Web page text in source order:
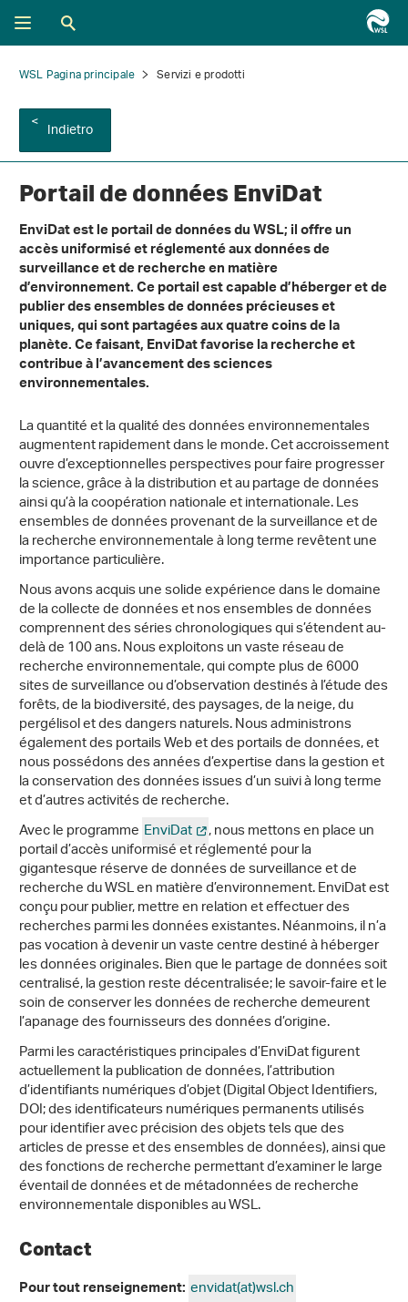
WSL Pagina principale Servizi e prodotti
Indietro
Portail de données EnviDat
EnviDat est le portail de données du WSL; il offre un
accès uniformisé et réglementé aux données de
surveillance et de recherche en matière
d’environnement. Ce portail est capable d’héberger et de
publier des ensembles de données précieuses et
uniques, qui sont partagées aux quatre coins de la
planète. Ce faisant, EnviDat favorise la recherche et
contribue à l’avancement des sciences
environnementales.
La quantité et la qualité des données environnementales
augmentent rapidement dans le monde. Cet accroissement
ouvre d’exceptionnelles perspectives pour faire progresser
la science, grâce à la distribution et au partage de données
ainsi qu’à la coopération nationale et internationale. Les
ensembles de données provenant de la surveillance et de
la recherche environnementale à long terme revêtent une
importance particulière.
Nous avons acquis une solide expérience dans le domaine
de la collecte de données et nos ensembles de données
comprennent des séries chronologiques qui s’étendent au-
delà de 100 ans. Nous exploitons un vaste réseau de
recherche environnementale, qui compte plus de 6000
sites de surveillance ou d’observation destinés à l’étude des
forêts, de la biodiversité, des paysages, de la neige, du
pergélisol et des dangers naturels. Nous administrons
également des portails Web et des portails de données, et
nous possédons des années d’expertise dans la gestion et
la conservation des données issues d’un suivi à long terme
et d’autres activités de recherche.
Avec le programme EnviDat , nous mettons en place un
portail d’accès uniformisé et réglementé pour la
gigantesque réserve de données de surveillance et de
recherche du WSL en matière d’environnement. EnviDat est
conçu pour publier, mettre en relation et effectuer des
recherches parmi les données existantes. Néanmoins, il n’a
pas vocation à devenir un vaste centre destiné à héberger
les données originales. Bien que le partage de données soit
centralisé, la gestion reste décentralisée; le savoir-faire et le
soin de conserver les données de recherche demeurent
l’apanage des fournisseurs des données d’origine.
Parmi les caractéristiques principales d’EnviDat figurent
actuellement la publication de données, l’attribution
d’identifiants numériques d’objet (Digital Object Identifiers,
DOI; des identificateurs numériques permanents utilisés
pour identifier avec précision des objets tels que des
articles de presse et des ensembles de données), ainsi que
des fonctions de recherche permettant d’examiner le large
éventail de données et de métadonnées de recherche
environnementale disponibles au WSL.
Contact
Pour tout renseignement: envidat(at)wsl.ch